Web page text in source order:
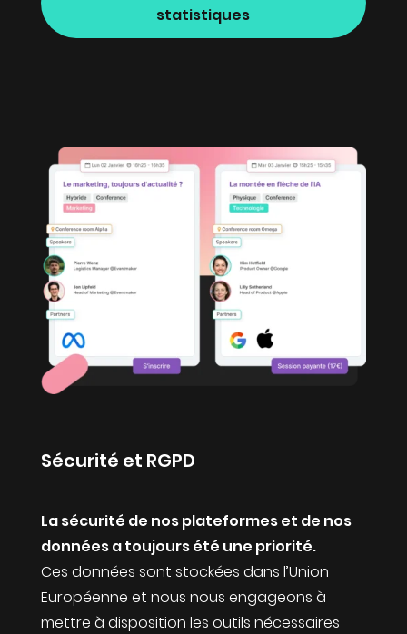
statistiques
Sécurité et RGPD
La sécurité de nos plateformes et de nos
données a toujours été une priorité.
Ces données sont stockées dans l’Union
Européenne et nous nous engageons à
mettre à disposition les outils nécessaires